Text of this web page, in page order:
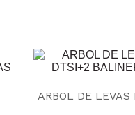
ARBOL DE